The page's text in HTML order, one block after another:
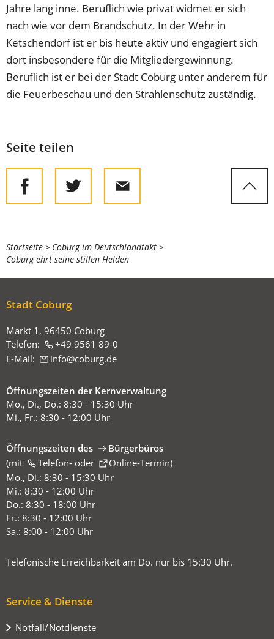
Jahre lang inne. Beruflich wie privat widmet er sich
nach wie vor dem Brandschutz. In der Wehr in
Ketschendorf ist er bis heute aktiv und engagiert sich
dort insbesondere für die Mitgliedergewinnung.
Beruflich ist er bei der Stadt Coburg unter anderem für
die Feuerbeschau und den Strahlenschutz zuständig.
Seite teilen
Sie
befinden
hier:
Startseite
Coburg im Deutschlandtakt
Coburg ehrt seine stillen Helden
Stadt Coburg
Markt 1, 96450 Coburg
Telefon:
+49 9561 89-0
E-Mail:
info coburg de
Öffnungszeiten der Kernverwaltung
Mo., Di., Do.: 8:30 - 15:30 Uhr
Mi., Fr.: 8:30 - 12:00 Uhr
Öffnungszeiten des
Bürgerbüros
(mit
Telefon-oder Online-Termin
(Öffnet
in
einem
neuen
Tab)
)
Mo., Di.: 8:30 - 15:30 Uhr
Mi.: 8:30 - 12:00 Uhr
Do.: 8:30 - 18:00 Uhr
Fr.: 8:30 - 12:00 Uhr
Sa.: 8:00 - 12:00 Uhr
Telefonische Erreichbarkeit am Do. nur bis 15:30 Uhr.
Service & Dienste
Notfall/Notdienste